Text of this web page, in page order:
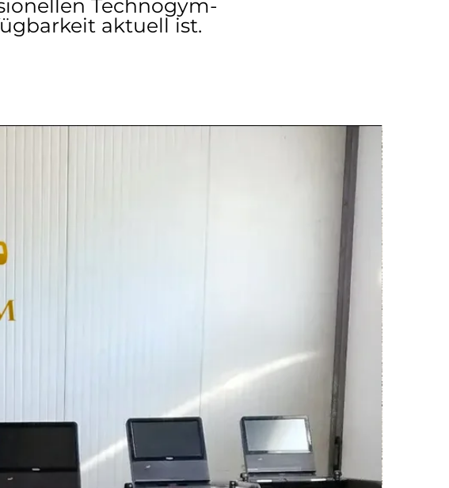
Technogym-
aktuell ist.